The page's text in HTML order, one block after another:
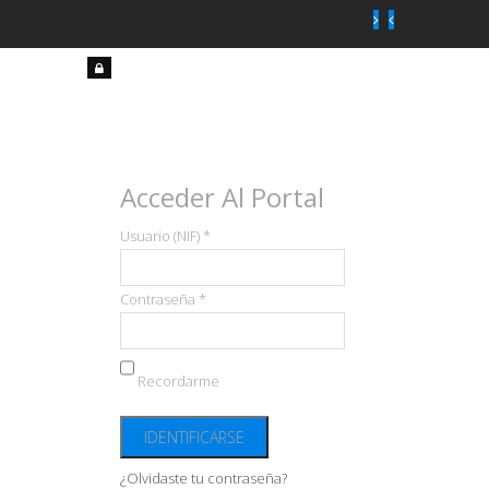
Acceder Al Portal
Usuario (NIF) *
Contraseña *
Recordarme
¿Olvidaste tu contraseña?